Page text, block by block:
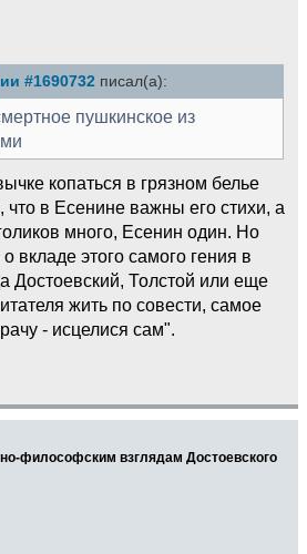
#1690732 писал(а):
пушкинское из
копаться в грязном белье
что в Есенине важны его стихи, а
много, Есенин один. Но
вкладе этого самого гения в
Достоевский, Толстой или еще
жить по совести, самое
- исцелися сам".
философским взглядам Достоевского